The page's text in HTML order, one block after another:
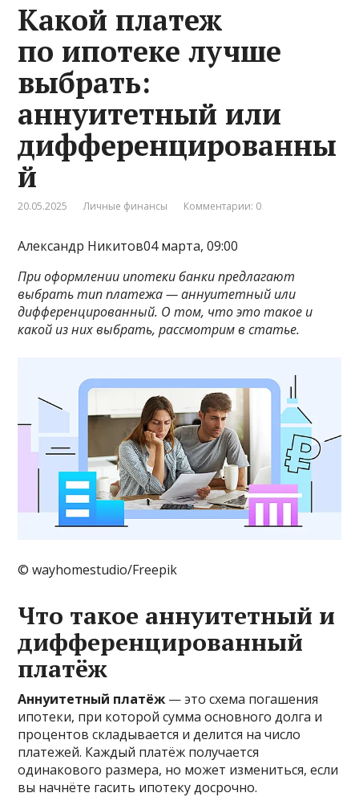
Какой платеж
по ипотеке лучше
выбрать:
аннуитетный или
дифференцированны
й
20.05.2025 Личные финансы Комментарии: 0
Александр Никитов04 марта, 09:00
При оформлении ипотеки банки предлагают
выбрать тип платежа — аннуитетный или
дифференцированный. О том, что это такое и
какой из них выбрать, рассмотрим в статье.
© wayhomestudio/Freepik
Что такое аннуитетный и
дифференцированный
платёж
Аннуитетный платёж — это схема погашения
ипотеки, при которой сумма основного долга и
процентов складывается и делится на число
платежей. Каждый платёж получается
одинакового размера, но может измениться, если
вы начнёте гасить ипотеку досрочно.